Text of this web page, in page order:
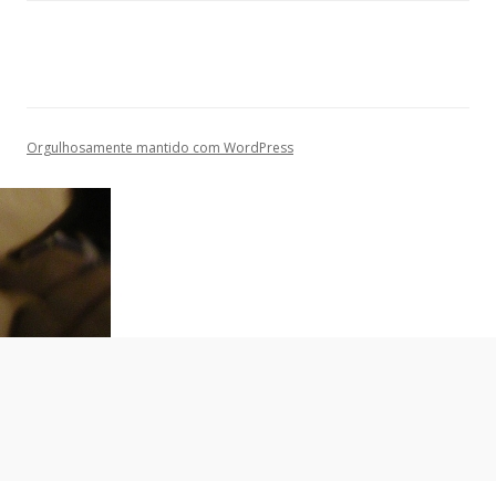
Orgulhosamente mantido com WordPress